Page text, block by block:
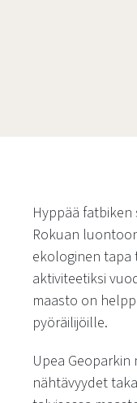
Hyppää fatbiken
Rokuan
ekologinen tapa
aktiviteetiksi
maasto on
pyöräilijöille.
Upea
nähtävyydet